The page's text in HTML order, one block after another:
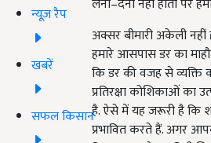
न्यूज़ रैप
खबरें
सफल किसान
लेना–देना नहीं होता पर
अक्सर बीमारी अकेली
हमारे आसपास डर का
कि डर की वजह से व्यक्ति
प्रतिरक्षा कोशिकाओं का
है. ऐसे में यह जरूरी है कि
प्रभावित करते हैं. अगर